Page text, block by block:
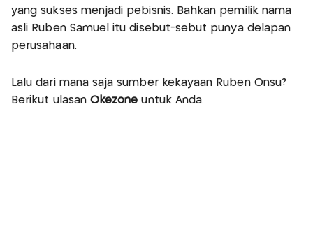
yang sukses menjadi pebisnis. Bahkan pemilik nama
asli Ruben Samuel itu disebut-sebut punya delapan
perusahaan.
Lalu dari mana saja sumber kekayaan Ruben Onsu?
Berikut ulasan Okezoneuntuk Anda.